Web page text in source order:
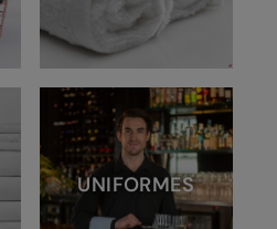
UNIFORMES